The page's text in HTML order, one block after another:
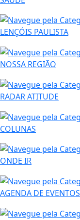
LENÇÓIS PAULISTA
NOSSA REGIÃO
RADAR ATITUDE
COLUNAS
ONDE IR
AGENDA DE EVENTOS